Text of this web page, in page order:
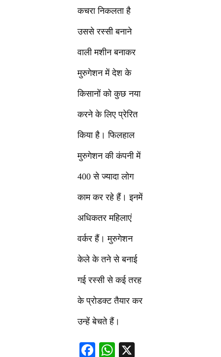
कचरा निकलता है
उससे रस्सी बनाने
वाली मशीन बनाकर
मुरुगेशन में देश के
किसानों को कुछ नया
करने के लिए प्रेरित
किया है। फिलहाल
मुरुगेशन की कंपनी में
400 से ज्यादा लोग
काम कर रहे हैं। इनमें
अधिकतर महिलाएं
वर्कर हैं। मुरुगेशन
केले के तने से बनाई
गई रस्सी से कई तरह
के प्रोडक्ट तैयार कर
उन्हें बेचते हैं।
F
W